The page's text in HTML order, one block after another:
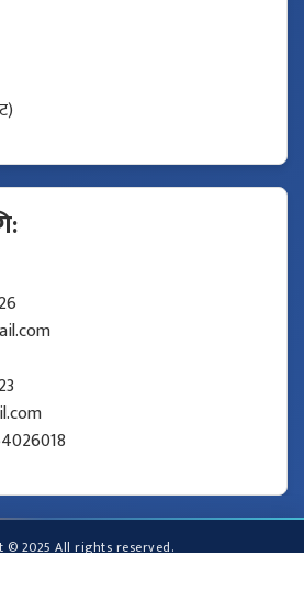
© 2025 All rights reserved.